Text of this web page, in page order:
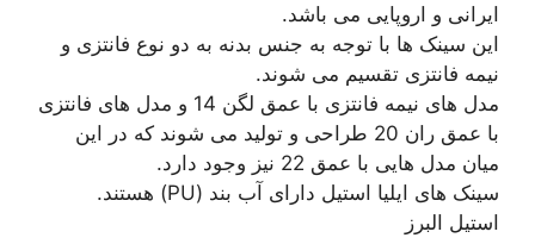
ایرانی و اروپایی می باشد.
این سینک ها با توجه به جنس بدنه به دو نوع فانتزی و
نیمه فانتزی تقسیم می شوند.
مدل های نیمه فانتزی با عمق لگن 14 و مدل های فانتزی
با عمق ران 20 طراحی و تولید می شوند که در این
میان مدل هایی با عمق 22 نیز وجود دارد.
سینک های ایلیا استیل دارای آب بند (PU) هستند.
استیل البرز